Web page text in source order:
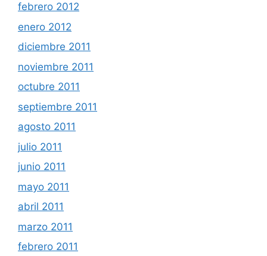
febrero 2012
enero 2012
diciembre 2011
noviembre 2011
octubre 2011
septiembre 2011
agosto 2011
julio 2011
junio 2011
mayo 2011
abril 2011
marzo 2011
febrero 2011